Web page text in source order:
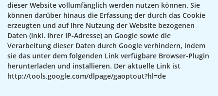
dieser Website vollumfänglich werden nutzen können. Sie
können darüber hinaus die Erfassung der durch das Cookie
erzeugten und auf Ihre Nutzung der Website bezogenen
Daten (inkl. Ihrer IP-Adresse) an Google sowie die
Verarbeitung dieser Daten durch Google verhindern, indem
sie das unter dem folgenden Link verfügbare Browser-Plugin
herunterladen und installieren. Der aktuelle Link ist
http://tools.google.com/dlpage/gaoptout?hl=de